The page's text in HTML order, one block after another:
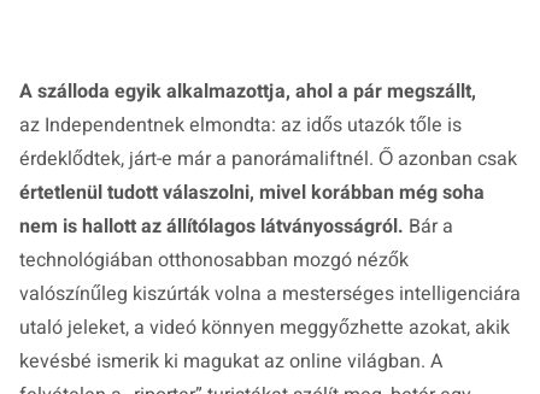
A szálloda egyik alkalmazottja, ahol a pár megszállt,
az Independentnek elmondta: az idős utazók tőle is
érdeklődtek, járt-e már a panorámaliftnél. Ő azonban csak
értetlenül tudott válaszolni, mivel korábban még soha
nem is hallott az állítólagos látványosságról. Bár a
technológiában otthonosabban mozgó nézők
valószínűleg kiszúrták volna a mesterséges intelligenciára
utaló jeleket, a videó könnyen meggyőzhette azokat, akik
kevésbé ismerik ki magukat az online világban. A